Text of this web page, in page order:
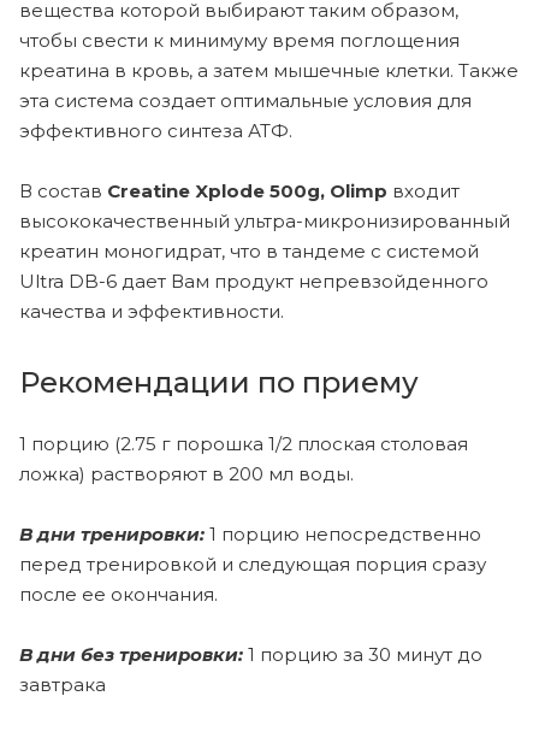
вещества которой выбирают таким образом,
чтобы свести к минимуму время поглощения
креатина в кровь, а затем мышечные клетки. Также
эта система создает оптимальные условия для
эффективного синтеза АТФ.
В состав Creatine Xplode 500g, Olimp входит
высококачественный ультра-микронизированный
креатин моногидрат, что в тандеме с системой
Ultra DB-6 дает Вам продукт непревзойденного
качества и эффективности.
Рекомендации по приему
1 порцию (2.75 г порошка 1/2 плоская столовая
ложка) растворяют в 200 мл воды.
В дни тренировки: 1 порцию непосредственно
перед тренировкой и следующая порция сразу
после ее окончания.
В дни без тренировки: 1 порцию за 30 минут до
завтрака